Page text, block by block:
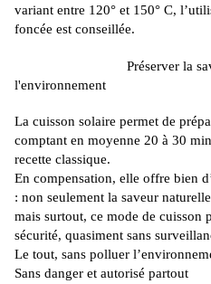
variant entre 120° et 150° C,
foncée est conseillée.
Préserver la saveur
l'environnement
La cuisson solaire permet de
comptant en moyenne 20 à 30
recette classique.
En compensation, elle offre bien
: non seulement la saveur
mais surtout, ce mode de cuisson
sécurité, quasiment sans
Le tout, sans polluer
Sans danger et autorisé partout